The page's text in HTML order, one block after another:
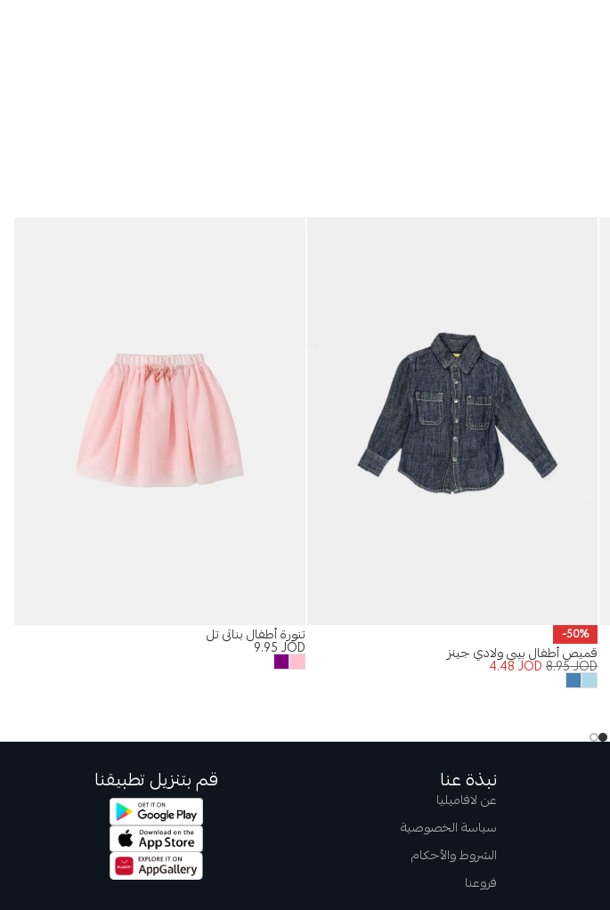
-50%
قميص أطفال بيبي ولادي جينز
8.95JOD
4.48JOD
تنورة أطفال بناتي تل
9.95JOD
نبذة عنا
عن لافاميليا
سياسة الخصوصية
الشروط والأحكام
فروعنا
قم بتنزيل تطبيقنا